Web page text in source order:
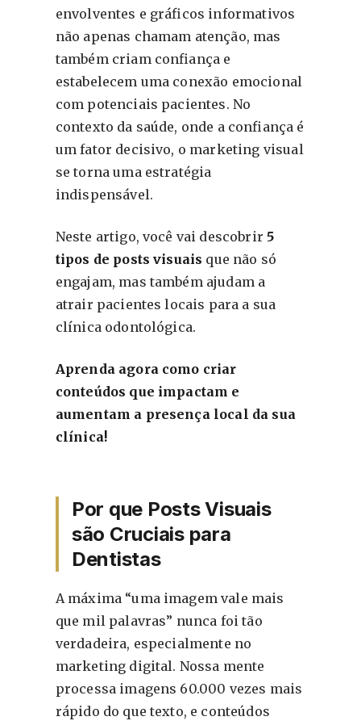
envolventes e gráficos informativos
não apenas chamam atenção, mas
também criam confiança e
estabelecem uma conexão emocional
com potenciais pacientes. No
contexto da saúde, onde a confiança é
um fator decisivo, o marketing visual
se torna uma estratégia
indispensável.
Neste artigo, você vai descobrir 5
tipos de posts visuais que não só
engajam, mas também ajudam a
atrair pacientes locais para a sua
clínica odontológica.
Aprenda agora como criar
conteúdos que impactam e
aumentam a presença local da sua
clínica!
Por que Posts Visuais
são Cruciais para
Dentistas
A máxima “uma imagem vale mais
que mil palavras” nunca foi tão
verdadeira, especialmente no
marketing digital. Nossa mente
processa imagens 60.000 vezes mais
rápido do que texto, e conteúdos